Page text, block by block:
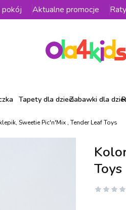
Aktualne promocje
Tapety dla dzieciZabawki dla
Sweetie Pic'n'Mix , Tender Leaf Toys
Toys